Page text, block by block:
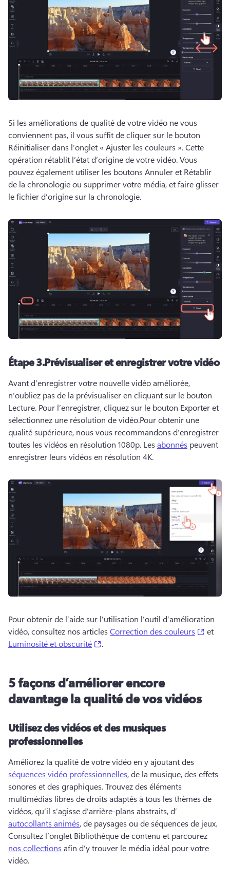
Si les améliorations de qualité de votre vidéo ne vous
conviennent pas, il vous suffit de cliquer sur le bouton
Réinitialiser dans l’onglet « Ajuster les couleurs ». Cette
opération rétablit l’état d’origine de votre vidéo. Vous
pouvez également utiliser les boutons Annuler et Rétablir
de la chronologie ou supprimer votre média, et faire glisser
le fichier d’origine sur la chronologie.
Étape 3.Prévisualiser et enregistrer votre vidéo
Avant d’enregistrer votre nouvelle vidéo améliorée,
n’oubliez pas de la prévisualiser en cliquant sur le bouton
Lecture. Pour l’enregistrer, cliquez sur le bouton Exporter et
sélectionnez une résolution de vidéo.Pour obtenir une
qualité supérieure, nous vous recommandons d’enregistrer
toutes les vidéos en résolution 1080p. Les abonnés peuvent
enregistrer leurs vidéos en résolution 4K.
Pour obtenir de l’aide sur l’utilisation l’outil d’amélioration
vidéo, consultez nos articles Correction des couleurs
et
Luminosité et obscurité
.
5 façons d’améliorer encore
davantage la qualité de vos vidéos
Utilisez des vidéos et des musiques
professionnelles
Améliorez la qualité de votre vidéo en y ajoutant des
séquences vidéo professionnelles, de la musique, des effets
sonores et des graphiques. Trouvez des éléments
multimédias libres de droits adaptés à tous les thèmes de
vidéos, qu’il s’agisse d’arrière-plans abstraits, d’
autocollants animés
Consultez l’onglet Bibliothèque de contenu et parcourez
nos collections afin d’y trouver le média idéal pour votre
vidéo.